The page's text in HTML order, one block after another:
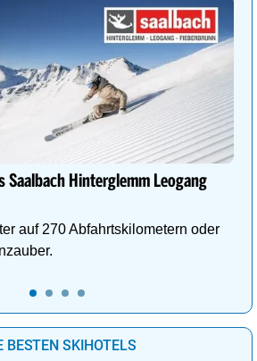
Saalbach Hinterglemm Leogang
auf 270 Abfahrtskilometern oder
BESTEN SKIHOTELS